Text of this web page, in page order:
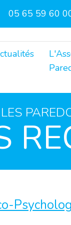
05 65 59 60